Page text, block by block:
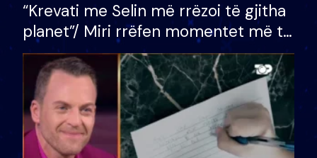
“Krevati me Selin më rrëzoi të gjitha
planet”/ Miri rrëfen momentet më të
bukura në shtëpinë e BB VIP: Do më
mungojë zilja e mëngjesit kur…